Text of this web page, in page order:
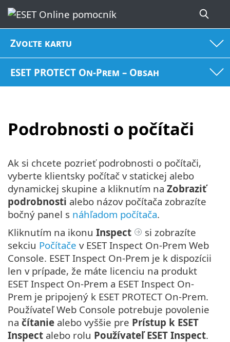
Zvoľte kartu
ESET PROTECT On-Prem – Obsah
Podrobnosti o počítači
Ak si chcete pozrieť podrobnosti o počítači,
vyberte klientsky počítač v statickej alebo
dynamickej skupine a kliknutím na Zobraziť
podrobnosti alebo názov počítača zobrazíte
bočný panel s náhľadom počítača.
Kliknutím na ikonu Inspect
si zobrazíte
sekciu Počítače v ESET Inspect On-Prem Web
Console. ESET Inspect On-Prem je k dispozícii
len v prípade, že máte licenciu na produkt
ESET Inspect On-Prem a ESET Inspect On-
Prem je pripojený k ESET PROTECT On-Prem.
Používateľ Web Console potrebuje povolenie
na čítanie alebo vyššie pre Prístup k ESET
Inspect alebo rolu Používateľ ESET Inspect.